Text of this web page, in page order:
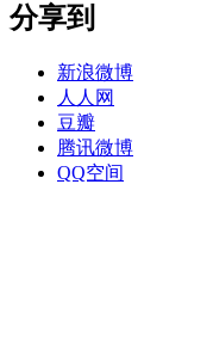
分享到
新浪微博
人人网
豆瓣
腾讯微博
QQ空间